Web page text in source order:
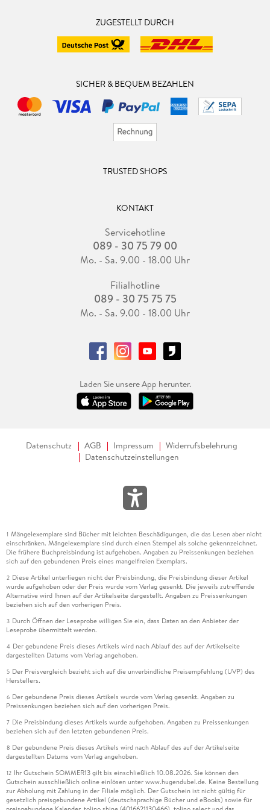
ZUGESTELLT DURCH
SICHER & BEQUEM BEZAHLEN
TRUSTED SHOPS
KONTAKT
Servicehotline
089 - 30 75 79 00
Mo. - Sa. 9.00 - 18.00 Uhr
Filialhotline
089 - 30 75 75 75
Mo. - Sa. 9.00 - 18.00 Uhr
Laden Sie unsere App herunter.
Datenschutz AGB Impressum
Widerrufsbelehrung
Datenschutzeinstellungen
1 Mängelexemplare sind Bücher mit leichten Beschädigungen, die das Lesen aber nicht
einschränken. Mängelexemplare sind durch einen Stempel als solche gekennzeichnet.
Die frühere Buchpreisbindung ist aufgehoben. Angaben zu Preissenkungen beziehen
sich auf den gebundenen Preis eines mangelfreien Exemplars.
2 Diese Artikel unterliegen nicht der Preisbindung, die Preisbindung dieser Artikel
wurde aufgehoben oder der Preis wurde vom Verlag gesenkt. Die jeweils zutreffende
Alternative wird Ihnen auf der Artikelseite dargestellt. Angaben zu Preissenkungen
beziehen sich auf den vorherigen Preis.
3 Durch Öffnen der Leseprobe willigen Sie ein, dass Daten an den Anbieter der
Leseprobe übermittelt werden.
4 Der gebundene Preis dieses Artikels wird nach Ablauf des auf der Artikelseite
dargestellten Datums vom Verlag angehoben.
5 Der Preisvergleich bezieht sich auf die unverbindliche Preisempfehlung (UVP) des
Herstellers.
6 Der gebundene Preis dieses Artikels wurde vom Verlag gesenkt. Angaben zu
Preissenkungen beziehen sich auf den vorherigen Preis.
7 Die Preisbindung dieses Artikels wurde aufgehoben. Angaben zu Preissenkungen
beziehen sich auf den letzten gebundenen Preis.
8 Der gebundene Preis dieses Artikels wird nach Ablauf des auf der Artikelseite
dargestellten Datums vom Verlag angehoben.
12 Ihr Gutschein SOMMER13 gilt bis einschließlich 10.08.2026. Sie können den
Gutschein ausschließlich online einlösen unter www.hugendubel.de. Keine Bestellung
zur Abholung mit Zahlung in der Filiale möglich. Der Gutschein ist nicht gültig für
gesetzlich preisgebundene Artikel (deutschsprachige Bücher und eBooks) sowie für